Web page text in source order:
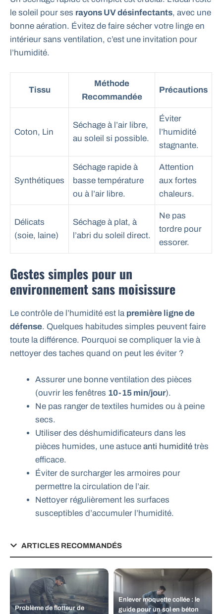
le soleil pour ses rayons UV désinfectants, avec une
bonne aération. Évitez de faire sécher votre linge en
intérieur sans ventilation, c’est une invitation pour
l’humidité.
Tissu
Méthode
Recommandée
Précautions
Coton, Lin
Séchage à l’air libre,
au soleil si possible.
Éviter
l’humidité
stagnante.
Synthétiques
Séchage rapide à
basse température
ou à l’air libre.
Attention
aux fortes
chaleurs.
Délicats
(soie, laine)
Séchage à plat, à
l’abri du soleil direct.
Ne pas
tordre pour
essorer.
Gestes simples pour un
environnement sans moisissure
Le contrôle de l’humidité est la première ligne de
défense. Quelques habitudes simples peuvent faire
toute la différence. Pourquoi se compliquer la vie à
nettoyer des taches quand on peut les éviter ?
Assurer une bonne ventilation des pièces
(ouvrir les fenêtres 10-15 min/jour).
Ne pas ranger de textiles humides ou à peine
secs.
Utiliser des déshumidificateurs dans les
pièces humides, une astuce anti humidité très
efficace.
Éviter de surcharger les armoires pour
permettre la circulation de l’air.
Nettoyer régulièrement les surfaces
susceptibles d’accumuler l’humidité.
ARTICLES RECOMMANDÉS
Problème de flotteur de
Enlever moquette collée : le
guide pour un sol en béton